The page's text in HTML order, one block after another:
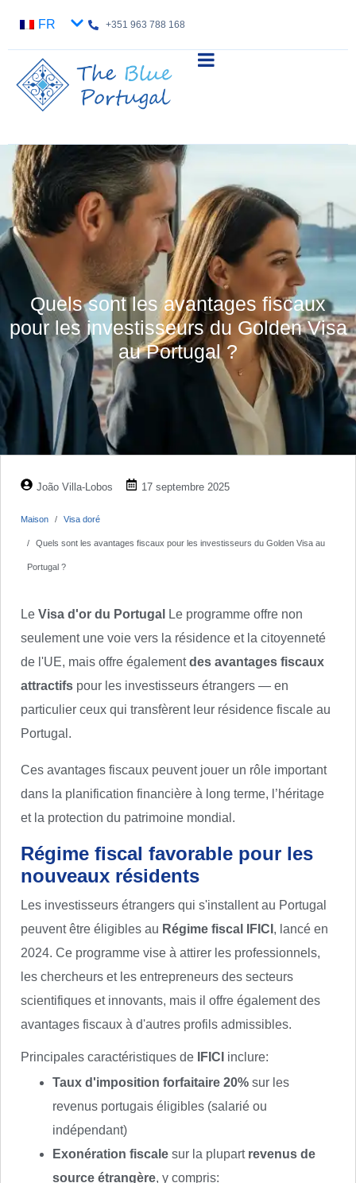
FR +351 963 788 168
Quels sont les avantages fiscaux
pour les investisseurs du Golden Visa
au Portugal ?
João Villa-Lobos 17 septembre 2025
Maison Visa doré
Quels sont les avantages fiscaux pour les investisseurs du Golden Visa au
Portugal ?
Le Visa d'or du Portugal
Le programme offre non
seulement une voie vers la résidence et la citoyenneté
de l'UE, mais offre égalementdes avantages fiscaux
attractifs pour les investisseurs étrangers — en
particulier ceux qui transfèrent leur résidence fiscale au
Portugal.
Ces avantages fiscaux peuvent jouer un rôle important
dans la planification financière à long terme, l’héritage
et la protection du patrimoine mondial.
Régime fiscal favorable pour les
nouveaux résidents
Les investisseurs étrangers qui s'installent au Portugal
peuvent être éligibles au Régime fiscal IFICI , lancé en
2024. Ce programme vise à attirer les professionnels,
les chercheurs et les entrepreneurs des secteurs
scientifiques et innovants, mais il offre également des
avantages fiscaux à d'autres profils admissibles.
Principales caractéristiques de IFICI inclure:
Taux d'imposition forfaitaire 20% sur les
revenus portugais éligibles (salarié ou
indépendant)
Exonération fiscale sur la plupart revenus de
source étrangère, y compris: